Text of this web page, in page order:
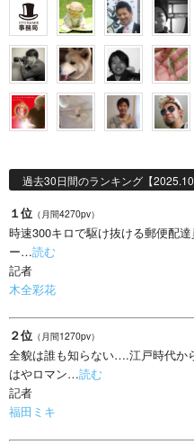
過去30日間のランキング【
１位 （月間4270pv）
時速300キロで駆け抜ける郵便配
ー…読む
記者
木全彩花
２位 （月間1270pv）
全貌は誰も知らない….江戸時代か
はやロマン…読む
記者
福田ミキ